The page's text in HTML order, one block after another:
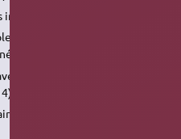
sur le bureau,
pour les anciennes
screenlets (abandonné par
d'applets le plus connu pour